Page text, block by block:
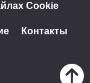
Cookie
Контакты